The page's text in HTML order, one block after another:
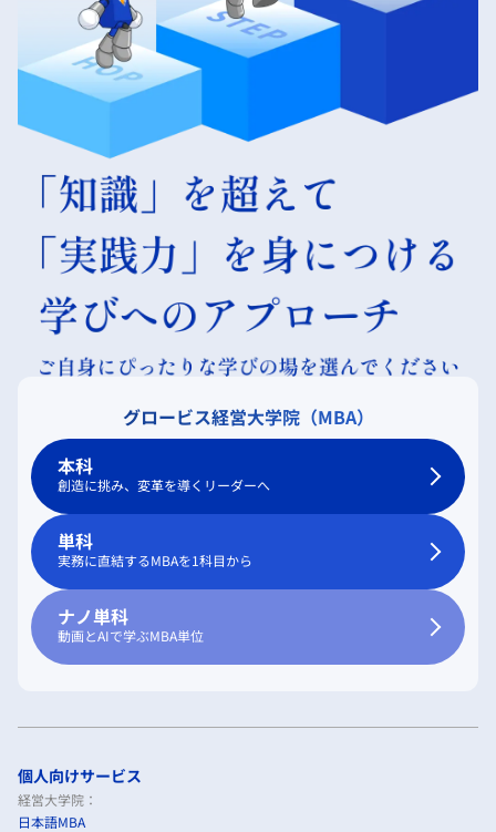
グロービス経営大学院（MBA）
本科
創造に挑み、変革を導くリーダーへ
単科
実務に直結するMBAを1科目から
ナノ単科
動画とAIで学ぶMBA単位
個人向けサービス
経営大学院：
日本語MBA